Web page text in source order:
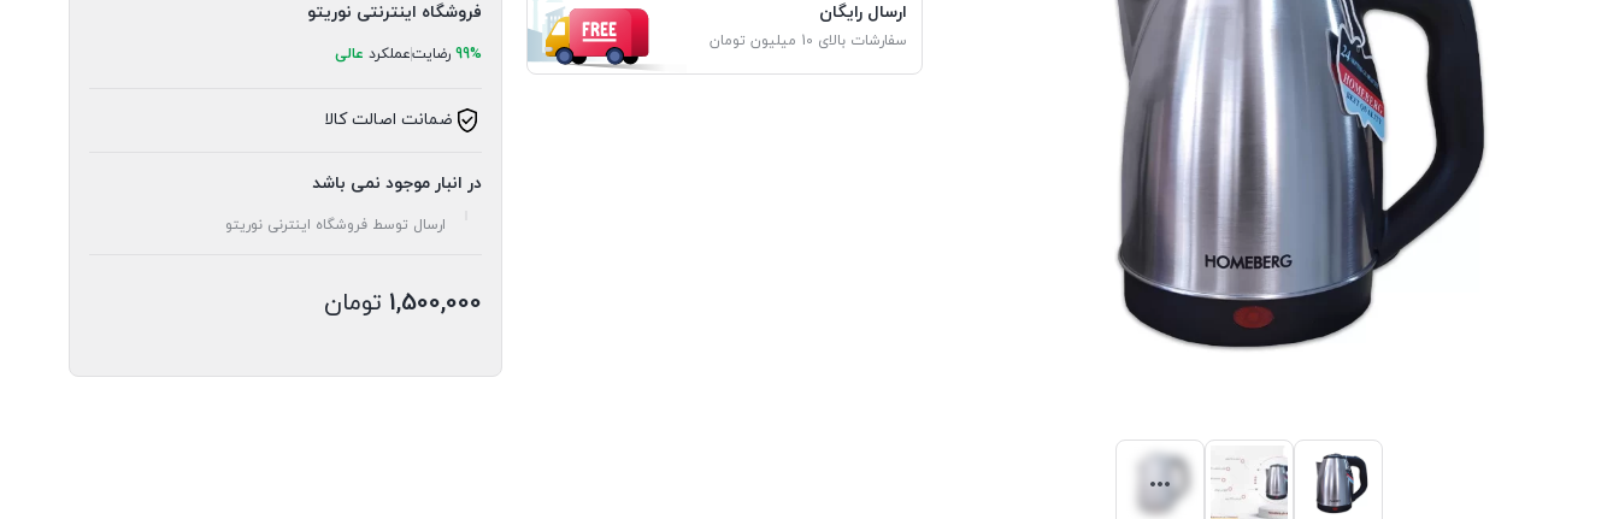
ارسال رایگان
سفارشات بالای 10 میلیون تومان
فروشگاه اینترنتی نوریتو
99% رضایتعملکرد عالی
ضمانت اصالت کالا
در انبار موجود نمی باشد
ارسال توسط فروشگاه اینترنی نوریتو
1,500,000 تومان